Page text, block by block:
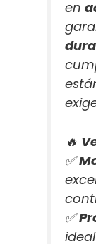
en
🔥
✅
✅